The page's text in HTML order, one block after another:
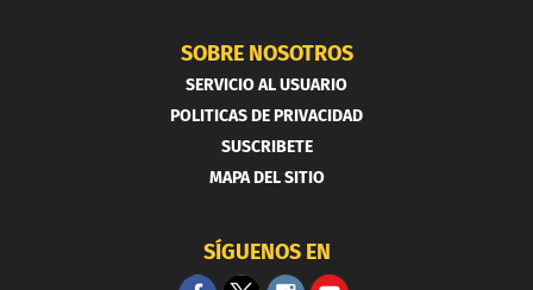
SOBRE NOSOTROS
SERVICIO AL USUARIO
POLITICAS DE PRIVACIDAD
SUSCRIBETE
MAPA DEL SITIO
SÍGUENOS EN